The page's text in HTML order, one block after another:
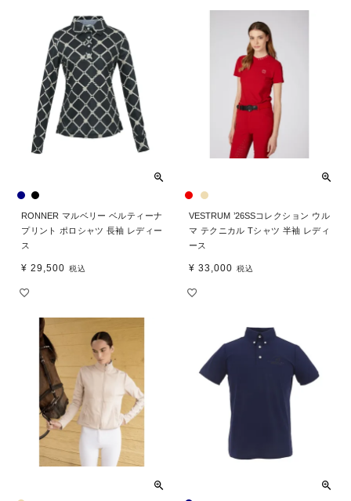
RONNER マルベリー ベルティーナ
プリント ポロシャツ 長袖 レディー
ス
¥ 29,500 税込
VESTRUM ’26SSコレクション ウル
マ テクニカル Tシャツ 半袖 レディ
ース
¥ 33,000 税込